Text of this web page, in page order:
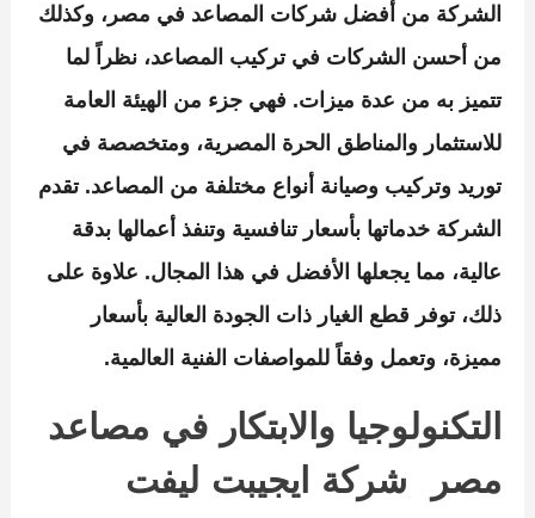
الشركة من أفضل شركات المصاعد في مصر، وكذلك
من أحسن الشركات في تركيب المصاعد، نظراً لما
تتميز به من عدة ميزات. فهي جزء من الهيئة العامة
للاستثمار والمناطق الحرة المصرية، ومتخصصة في
توريد وتركيب وصيانة أنواع مختلفة من المصاعد. تقدم
الشركة خدماتها بأسعار تنافسية وتنفذ أعمالها بدقة
عالية، مما يجعلها الأفضل في هذا المجال. علاوة على
ذلك، توفر قطع الغيار ذات الجودة العالية بأسعار
مميزة، وتعمل وفقاً للمواصفات الفنية العالمية.
التكنولوجيا والابتكار في مصاعد
مصر شركة ايجيبت ليفت